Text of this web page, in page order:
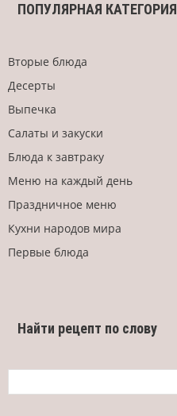
ПОПУЛЯРНАЯ КАТЕГОРИЯ
Вторые блюда
Десерты
Выпечка
Салаты и закуски
Блюда к завтраку
Меню на каждый день
Праздничное меню
Кухни народов мира
Первые блюда
Найти рецепт по слову